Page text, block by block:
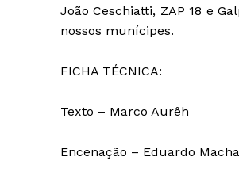
João Ceschiatti, ZAP 18 e
nossos munícipes.
FICHA TÉCNICA:
Texto – Marco Aurêh
Encenação – Eduardo